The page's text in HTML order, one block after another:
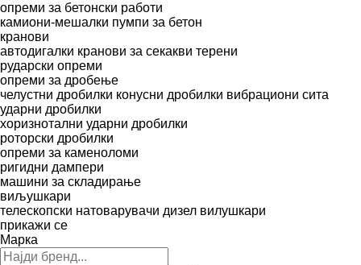
опреми за бетонски работи
камиони-мешалки пумпи за бетон
кранови
автодигалки кранови за секакви терени
рударски опреми
опреми за дробење
челустни дробилки конусни дробилки вибрациони сита
ударни дробилки
хоризнотални ударни дробилки
роторски дробилки
опреми за каменоломи
ригидни дампери
машини за складирање
виљушкари
телескопски натоварувачи дизел вилушкари
прикажи се
Марка